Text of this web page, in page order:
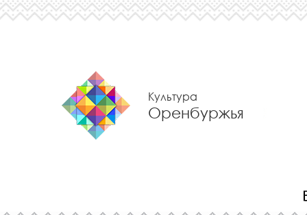
Культура
Оренбуржья